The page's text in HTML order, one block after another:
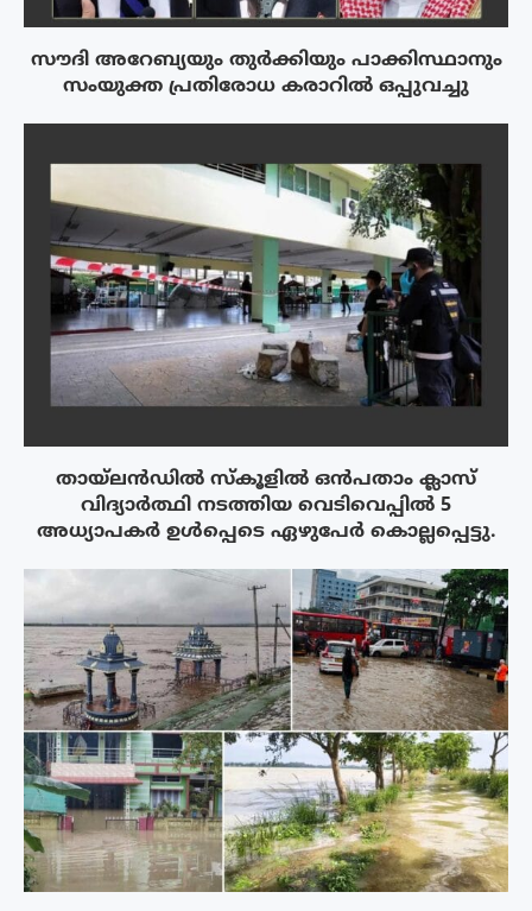
സൗദി അറേബ്യയും തുർക്കിയും പാക്കിസ്ഥാനും
സംയുക്ത പ്രതിരോധ കരാറിൽ ഒപ്പുവച്ചു
തായ്‌ലൻഡിൽ സ്കൂളിൽ ഒൻപതാം ക്ലാസ്
വിദ്യാർത്ഥി നടത്തിയ വെടിവെപ്പിൽ 5
അധ്യാപകർ ഉൾപ്പെടെ ഏഴുപേർ കൊല്ലപ്പെട്ടു.